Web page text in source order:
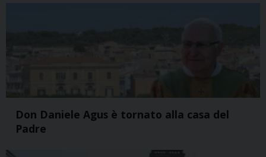
Don Daniele Agus è tornato alla casa del
Padre